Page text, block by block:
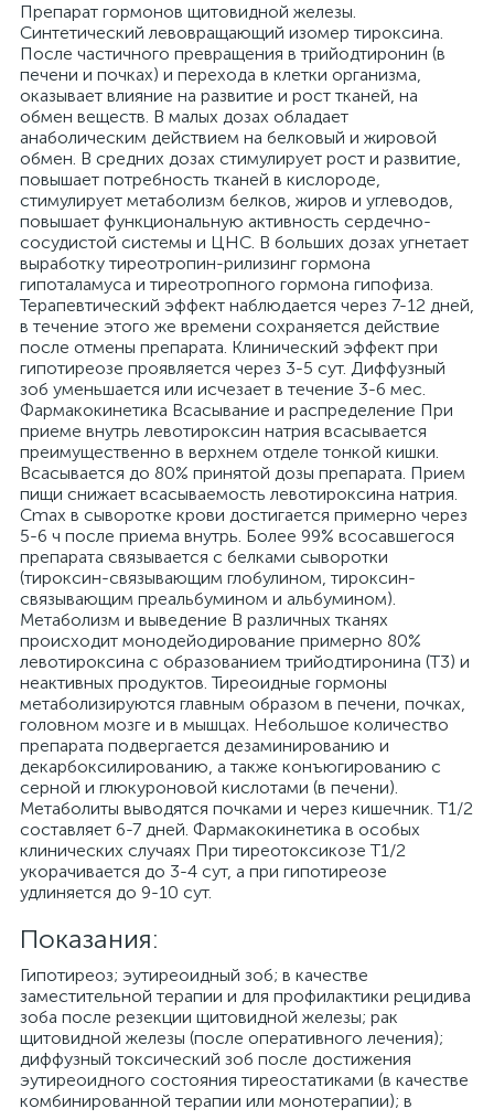
Препарат гормонов щитовидной железы.
Синтетический левовращающий изомер тироксина.
После частичного превращения в трийодтиронин (в
печени и почках) и перехода в клетки организма,
оказывает влияние на развитие и рост тканей, на
обмен веществ. В малых дозах обладает
анаболическим действием на белковый и жировой
обмен. В средних дозах стимулирует рост и развитие,
повышает потребность тканей в кислороде,
стимулирует метаболизм белков, жиров и углеводов,
повышает функциональную активность сердечно-
сосудистой системы и ЦНС. В больших дозах угнетает
выработку тиреотропин-рилизинг гормона
гипоталамуса и тиреотропного гормона гипофиза.
Терапевтический эффект наблюдается через 7-12 дней,
в течение этого же времени сохраняется действие
после отмены препарата. Клинический эффект при
гипотиреозе проявляется через 3-5 сут. Диффузный
зоб уменьшается или исчезает в течение 3-6 мес.
Фармакокинетика Всасывание и распределение При
приеме внутрь левотироксин натрия всасывается
преимущественно в верхнем отделе тонкой кишки.
Всасывается до 80% принятой дозы препарата. Прием
пищи снижает всасываемость левотироксина натрия.
Cmax в сыворотке крови достигается примерно через
5-6 ч после приема внутрь. Более 99% всосавшегося
препарата связывается с белками сыворотки
(тироксин-связывающим глобулином, тироксин-
связывающим преальбумином и альбумином).
Метаболизм и выведение В различных тканях
происходит монодейодирование примерно 80%
левотироксина с образованием трийодтиронина (Т3) и
неактивных продуктов. Тиреоидные гормоны
метаболизируются главным образом в печени, почках,
головном мозге и в мышцах. Небольшое количество
препарата подвергается дезаминированию и
декарбоксилированию, а также конъюгированию с
серной и глюкуроновой кислотами (в печени).
Метаболиты выводятся почками и через кишечник. T1/2
составляет 6-7 дней. Фармакокинетика в особых
клинических случаях При тиреотоксикозе T1/2
укорачивается до 3-4 сут, а при гипотиреозе
удлиняется до 9-10 сут.
Показания:
Гипотиреоз; эутиреоидный зоб; в качестве
заместительной терапии и для профилактики рецидива
зоба после резекции щитовидной железы; рак
щитовидной железы (после оперативного лечения);
диффузный токсический зоб после достижения
эутиреоидного состояния тиреостатиками (в качестве
комбинированной терапии или монотерапии); в